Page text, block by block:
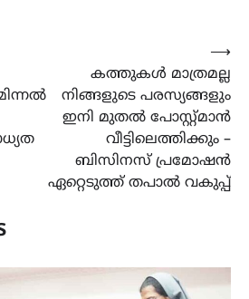
കത്തുകൾ മാത്രമല്ല
നിങ്ങളുടെ പരസ്യങ്ങളും
ഇനി മുതൽ പോസ്റ്റ്മാൻ
വീട്ടിലെത്തിക്കും –
ബിസിനസ് പ്രമോഷൻ
ഏറ്റെടുത്ത് തപാൽ വകുപ്പ്
⟶